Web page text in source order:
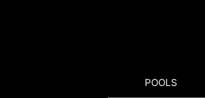
POOLS